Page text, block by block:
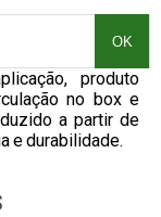
OK
produto
no box e
a partir de
e durabilidade.